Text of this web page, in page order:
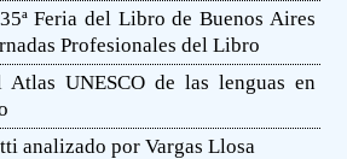
Feria del Libro de Buenos Aires
Profesionales del Libro
UNESCO de las lenguas en
analizado por Vargas Llosa